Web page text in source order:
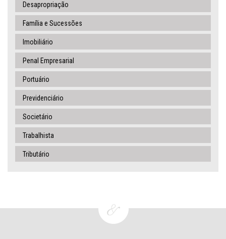
Desapropriação
Família e Sucessões
Imobiliário
Penal Empresarial
Portuário
Previdenciário
Societário
Trabalhista
Tributário